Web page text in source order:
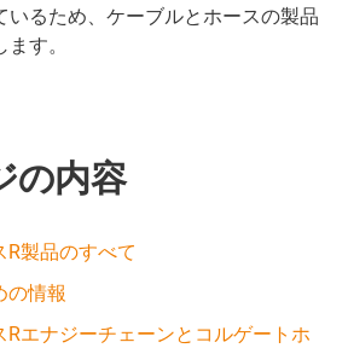
いるため、ケーブルとホースの製品
す。
の内容
R製品のすべて
の情報
Rエナジーチェーンとコルゲートホ